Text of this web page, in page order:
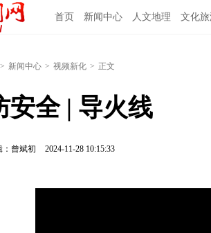
首页 新闻中心 人文地理 文化
> 新闻中心 > 视频新化 > 正文
安全 | 导火线
：曾斌初 2024-11-28 10:15:33